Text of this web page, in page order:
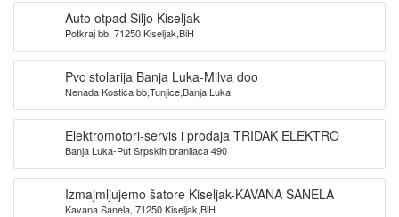
Auto otpad Šiljo Kiseljak
Potkraj bb, 71250 Kiseljak,BiH
Pvc stolarija Banja Luka-Milva doo
Nenada Kostića bb,Tunjice,Banja Luka
Elektromotori-servis i prodaja TRIDAK ELEKTRO
Banja Luka-Put Srpskih branilaca 490
Izmajmljujemo šatore Kiseljak-KAVANA SANELA
Kavana Sanela, 71250 Kiseljak,BiH